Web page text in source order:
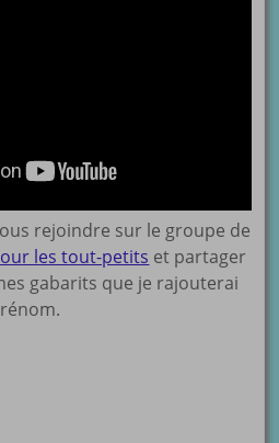
rejoindre sur le groupe de
les tout-petits et partager
gabarits que je rajouterai